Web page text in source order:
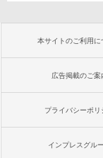
本サイトのご利用に
広告掲載のご案
プライバシーポリ
インプレスグル